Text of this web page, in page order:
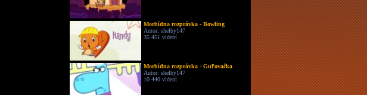
Morbídna rozprávka - Bowling
Autor: shelby147
35 451 videní
Morbídna rozprávka - Guľovačka
Autor: shelby147
10 440 videní